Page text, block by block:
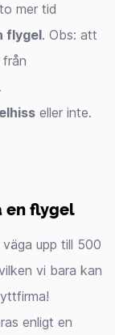
mer tid
flygel. Obs: att
eller inte.
en flygel
upp till 500
vi bara kan
enligt en